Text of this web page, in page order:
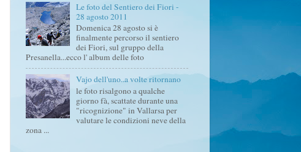
Le foto del Sentiero dei Fiori -
28 agosto 2011
Domenica 28 agosto si è
finalmente percorso il sentiero
dei Fiori, sul gruppo della
Presanella...ecco l' album delle foto
Vajo dell'uno..a volte ritornano
le foto risalgono a qualche
giorno fà, scattate durante una
"ricognizione" in Vallarsa per
valutare le condizioni neve della
zona ...